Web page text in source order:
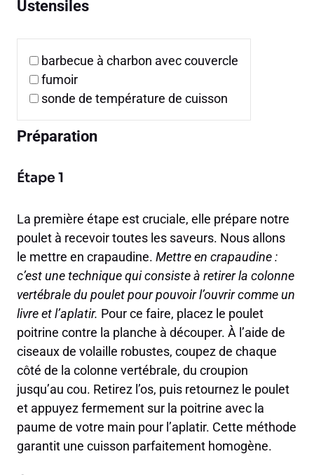
Ustensiles
barbecue à charbon avec couvercle
fumoir
sonde de température de cuisson
Préparation
Étape 1
La première étape est cruciale, elle prépare notre
poulet à recevoir toutes les saveurs. Nous allons
le mettre en crapaudine. Mettre en crapaudine :
c’est une technique qui consiste à retirer la colonne
vertébrale du poulet pour pouvoir l’ouvrir comme un
livre et l’aplatir. Pour ce faire, placez le poulet
poitrine contre la planche à découper. À l’aide de
ciseaux de volaille robustes, coupez de chaque
côté de la colonne vertébrale, du croupion
jusqu’au cou. Retirez l’os, puis retournez le poulet
et appuyez fermement sur la poitrine avec la
paume de votre main pour l’aplatir. Cette méthode
garantit une cuisson parfaitement homogène.